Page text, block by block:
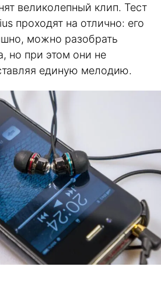
великолепный клип. Тест
проходят на отлично: его
можно разобрать
но при этом они не
единую мелодию.